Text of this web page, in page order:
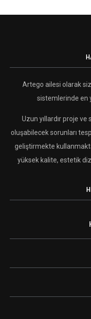
Artego ailesi olarak
sistemlerinde en
Uzun yıllardır proje
oluşabilecek sorunları
geliştirmekte
yüksek kalite, estetik